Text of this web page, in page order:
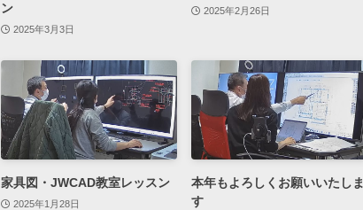
ン
2025年3月3日
2025年2月26日
家具図・JWCAD教室レッスン
2025年1月28日
本年もよろしくお願いいたしま
す